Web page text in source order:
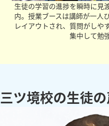
生徒の学習の進捗を瞬時に見
内。授業ブースは講師が一人
レイアウトされ、質問がしや
集中して勉
三ツ境校の生徒